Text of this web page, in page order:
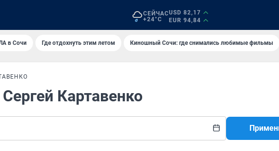
СЕЙЧАС
+24°C
USD 82,17
EUR 94,84
в Сочи Где отдохнуть этим летом Киношный Сочи: где снимались любимые фильмы
Картавенко